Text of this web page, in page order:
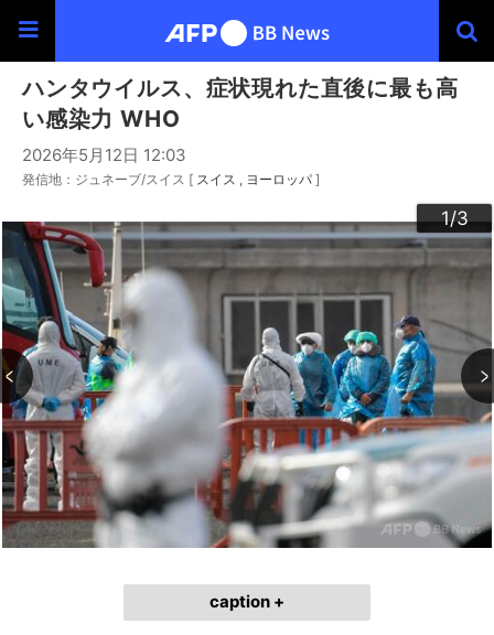
ハンタウイルス、症状現れた直後に最も高
い感染力 WHO
2026年5月12日 12:03
発信地：ジュネーブ/スイス [ スイス ヨーロッパ ]
1/3
2/3
3/3
caption +